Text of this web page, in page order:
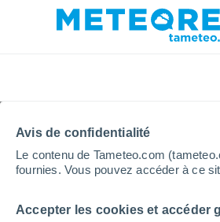
Avis de confidentialité
Le contenu de Tameteo.com
fournies. Vous pouvez accéder à ce
Accepter les cookies et accéder
Accueil Allemagne